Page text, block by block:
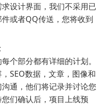
设计界面，我们不采用已
或者QQ传送，您将收到
个部分都有详细的计划。
SEO数据，文章，图像和
通，他们将记录并讨论您
们确认后，项目上线预